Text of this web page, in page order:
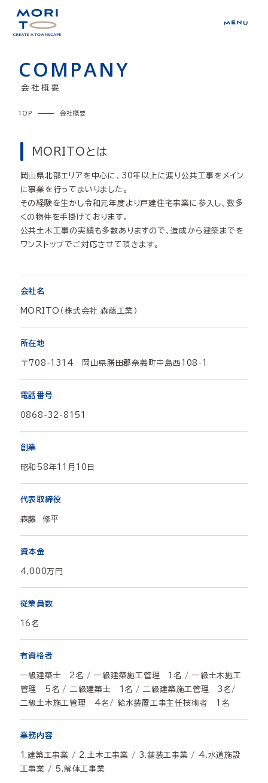
COMPANY
会社概要
TOP 会社概要
MORITOとは
岡山県北部エリアを中心に、30年以上に渡り公共工事をメイン
に事業を行ってまいりました。
その経験を生かし令和元年度より戸建住宅事業に参入し、数多
くの物件を手掛けております。
公共土木工事の実績も多数ありますので、造成から建築までを
ワンストップでご対応させて頂きます。
会社名
MORITO（株式会社 森藤工業）
所在地
〒708-1314 岡山県勝田郡奈義町中島西108-1
電話番号
0868-32-8151
創業
昭和58年11月10日
代表取締役
森藤 修平
資本金
4,000万円
従業員数
16名
有資格者
一級建築士 2名 / 一級建築施工管理 1名 / 一級土木施工
管理 5名 / 二級建築士 1名 / 二級建築施工管理 3名/
二級土木施工管理 4名/ 給水装置工事主任技術者 1名
業務内容
1.建築工事業 / 2.土木工事業 / 3.舗装工事業 / 4.水道施設
工事業 / 5.解体工事業